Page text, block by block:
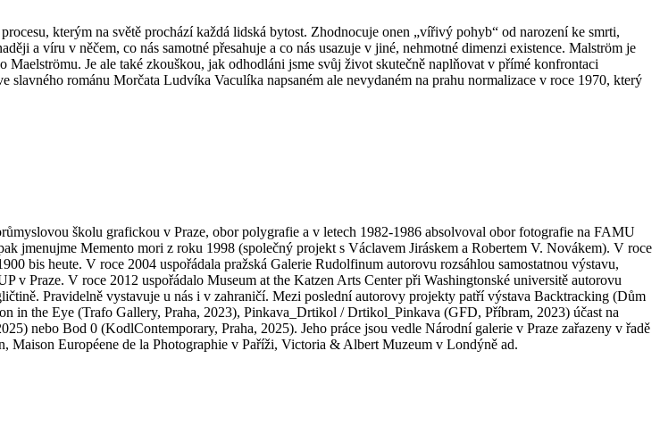
kterým na světě prochází každá lidská bytost. Zhodnocuje onen „vířivý pohyb“ od narození ke smrti,
a víru v něčem, co nás samotné přesahuje a co nás usazuje v jiné, nehmotné dimenzi existence. Malström je
Je ale také zkouškou, jak odhodláni jsme svůj život skutečně naplňovat v přímé konfrontaci
slavného románu Morčata Ludvíka Vaculíka napsaném ale nevydaném na prahu normalizace v roce 1970, který
školu grafickou v Praze, obor polygrafie a v letech 1982-1986 absolvoval obor fotografie na FAMU
jmenujme Memento mori z roku 1998 (společný projekt s Václavem Jiráskem a Robertem V. Novákem). V roce
bis heute. V roce 2004 uspořádala pražská Galerie Rudolfinum autorovu rozsáhlou samostatnou výstavu,
Praze. V roce 2012 uspořádalo Museum at the Katzen Arts Center při Washingtonské universitě autorovu
Pravidelně vystavuje u nás i v zahraničí. Mezi poslední autorovy projekty patří výstava Backtracking (Dům
in the Eye (Trafo Gallery, Praha, 2023), Pinkava_Drtikol / Drtikol_Pinkava (GFD, Příbram, 2023) účast na
nebo Bod 0 (KodlContemporary, Praha, 2025). Jeho práce jsou vedle Národní galerie v Praze zařazeny v řadě
Européene de la Photographie v Paříži, Victoria & Albert Muzeum v Londýně ad.